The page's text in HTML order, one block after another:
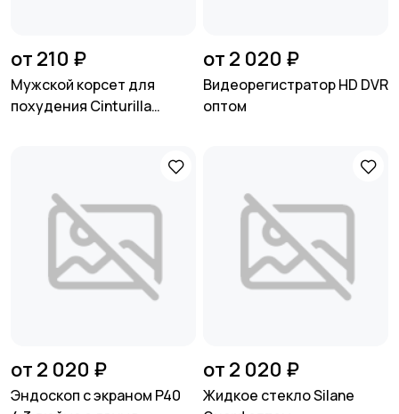
от 210 ₽
Мужской корсет для
похудения Cinturilla
от 2 020 ₽
Видеорегистратор HD DVR
оптом
от 2 020 ₽
Эндоскоп с экраном P40
от 2 020 ₽
Жидкое стекло Silane